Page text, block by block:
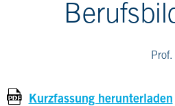
Kurzfassung herunterladen